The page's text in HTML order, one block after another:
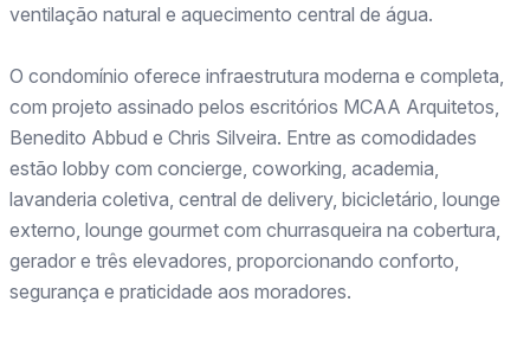
ventilação natural e aquecimento central de água.
O condomínio oferece infraestrutura moderna e completa,
com projeto assinado pelos escritórios MCAA Arquitetos,
Benedito Abbud e Chris Silveira. Entre as comodidades
estão lobby com concierge, coworking, academia,
lavanderia coletiva, central de delivery, bicicletário, lounge
externo, lounge gourmet com churrasqueira na cobertura,
gerador e três elevadores, proporcionando conforto,
segurança e praticidade aos moradores.